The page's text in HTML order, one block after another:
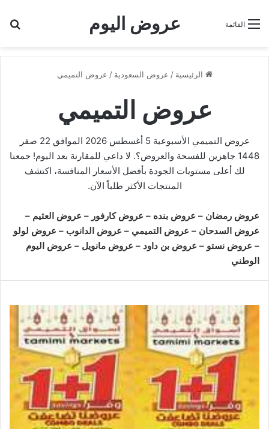
عروض اليوم القائمة
الرئيسية / عروض السعودية / عروض التميمي
عروض التميمي
عروض التميمي الأسبوعية 5 أغسطس 2026 الموافق 22 صفر
1448 جاهزين للفسحة والعروض؟. لا داعي للمقارنة بعد اليوم! جمعنا
لك أعلى مستويات الجودة بأفضل الأسعار المنافسة، اكتشف
المنتجات الأكثر طلباً الآن.
عروض رمضان – عروض بنده – عروض كارفور – عروض العثيم –
عروض السدحان – عروض التميمي – عروض الدانوب – عروض لولو
– عروض نستو – عروض بن داود – عروض مانويل – عروض اليوم
الوطني